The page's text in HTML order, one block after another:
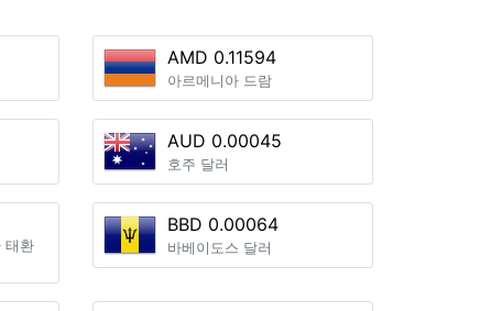
AMD 0.11594
아르메니아 드람
AUD 0.00045
호주 달러
태환
BBD 0.00064
바베이도스 달러